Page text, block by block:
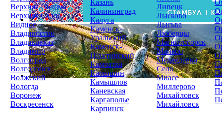
Верхняя Пышма
Верхняя Салда
Видное
Владивосток
Владикавказ
Владимир
Волгоград
Волгодонск
Волжский
Вологда
Воронеж
Воскресенск
Казань
Калининград
Калуга
Каменск-
Уральский
Каменск-
Шахтинский
Камчатка
Камышин
Камышлов
Каневская
Каргаполье
Карпинск
Липецк
Лысково
Лысьва
Люберцы
Магнитогорск
Майкоп
Медведевка
Село
Миасс
Миллерово
Михайловск
Михайловск